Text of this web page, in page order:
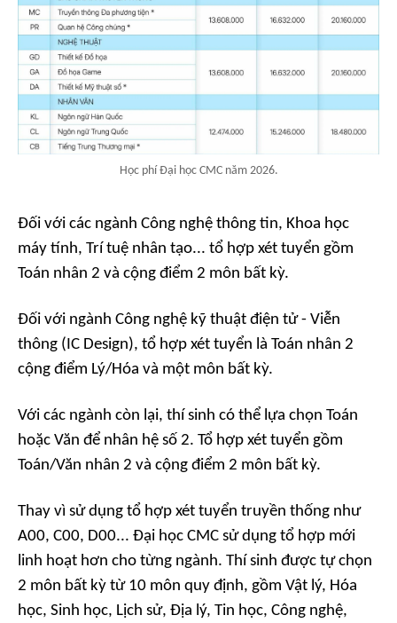
Học phí Đại học CMC năm 2026.
Đối với các ngành Công nghệ thông tin, Khoa học
máy tính, Trí tuệ nhân tạo... tổ hợp xét tuyển gồm
Toán nhân 2 và cộng điểm 2 môn bất kỳ.
Đối với ngành Công nghệ kỹ thuật điện tử - Viễn
thông (IC Design), tổ hợp xét tuyển là Toán nhân 2
cộng điểm Lý/Hóa và một môn bất kỳ.
Với các ngành còn lại, thí sinh có thể lựa chọn Toán
hoặc Văn để nhân hệ số 2. Tổ hợp xét tuyển gồm
Toán/Văn nhân 2 và cộng điểm 2 môn bất kỳ.
Thay vì sử dụng tổ hợp xét tuyển truyền thống như
A00, C00, D00... Đại học CMC sử dụng tổ hợp mới
linh hoạt hơn cho từng ngành. Thí sinh được tự chọn
2 môn bất kỳ từ 10 môn quy định, gồm Vật lý, Hóa
học, Sinh học, Lịch sử, Địa lý, Tin học, Công nghệ,